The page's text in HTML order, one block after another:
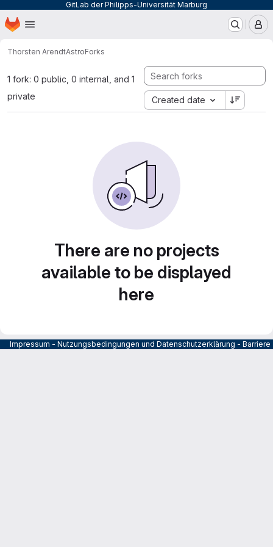
GitLab der Philipps-Universität Marburg
Skip to main content
Homepage
Thorsten ArendtAstroForks
1 fork: 0 public, 0 internal, and 1
private
Created date
There are no projects
available to be displayed
here
Impressum - Nutzungsbedingungen und Datenschutzerklärung -